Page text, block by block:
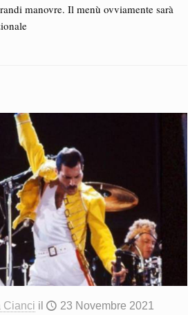
manovre. Il menù ovviamente sarà
Cianci il 23 Novembre 2021